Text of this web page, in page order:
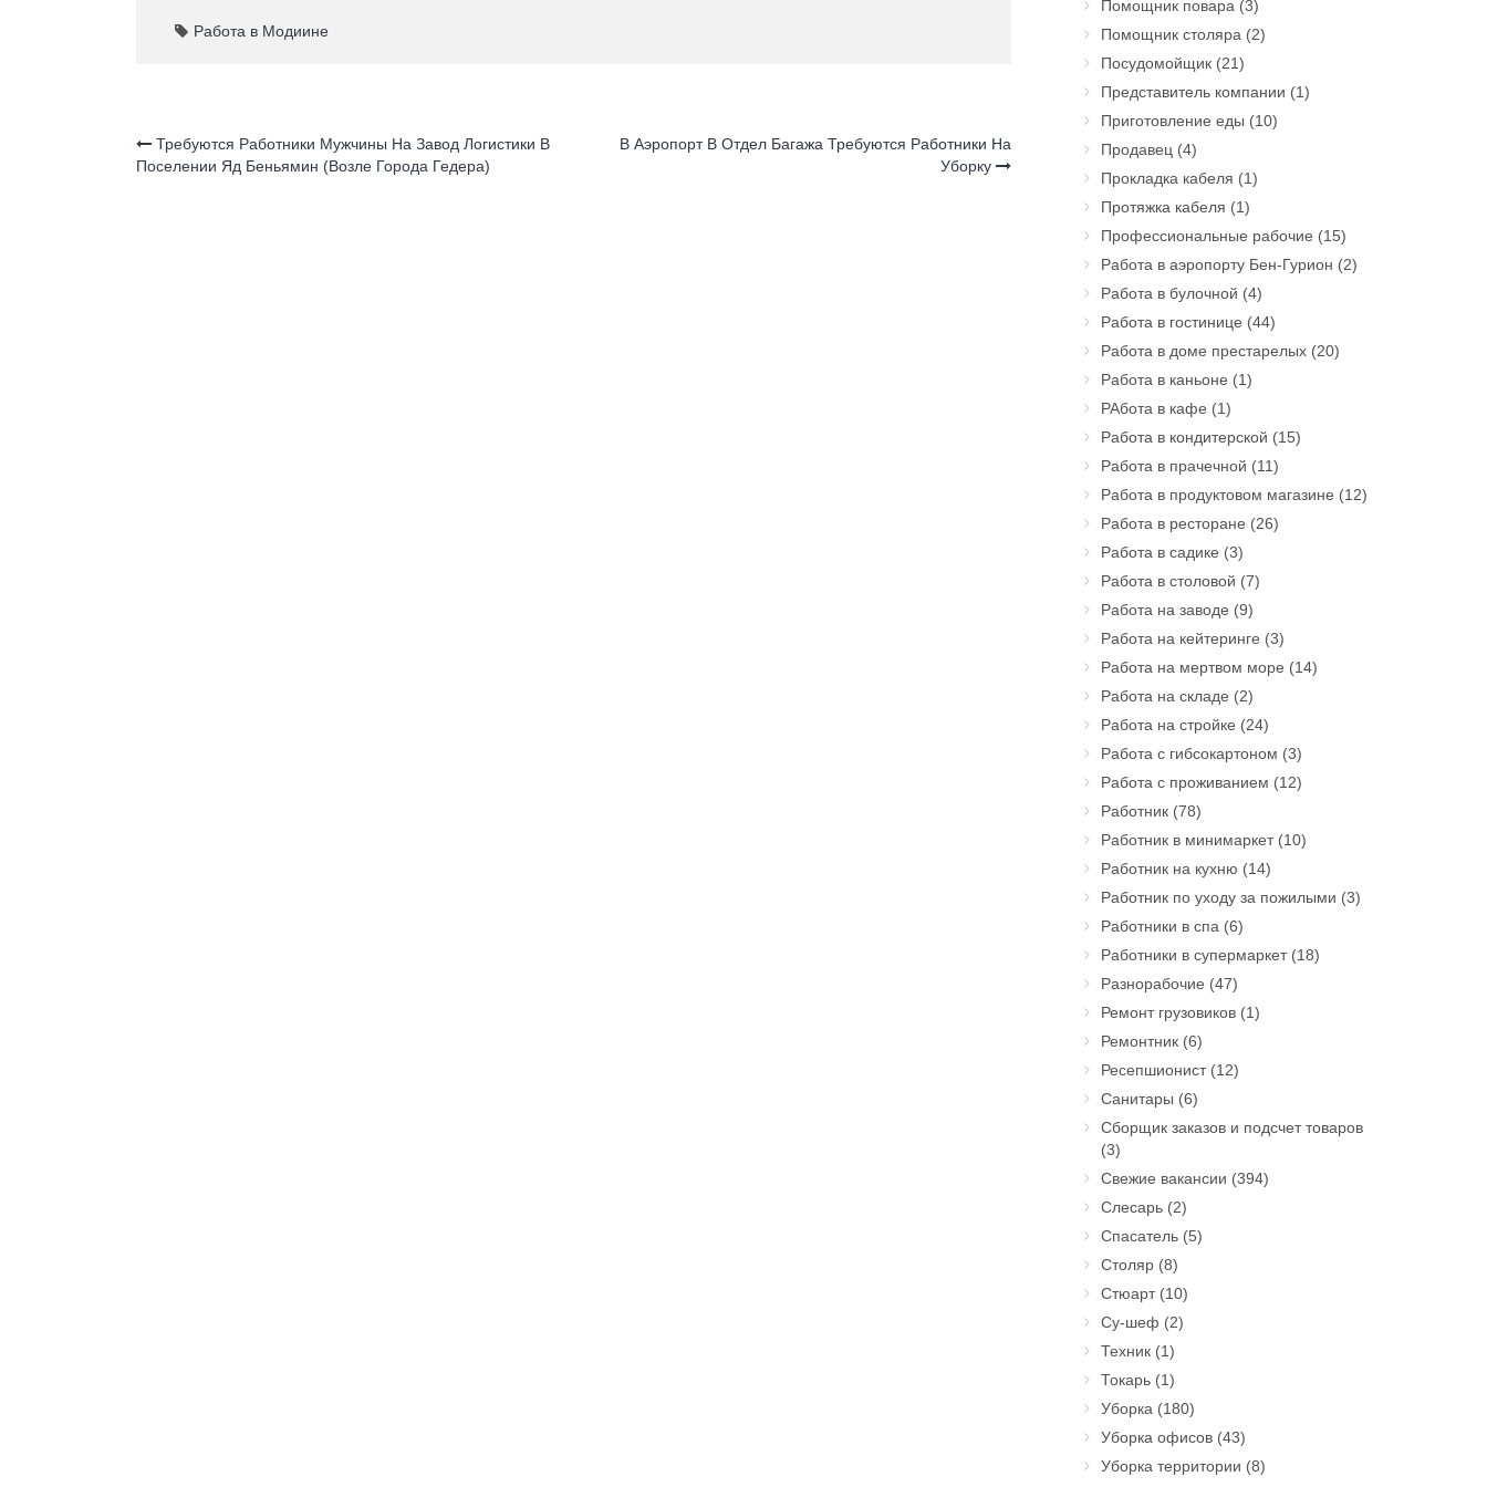
e
o
k
s
p
ss
ni
Работа в Модиине
Требуются Работники Мужчины На Завод Логистики В
Поселении Яд Беньямин (возле Города Гедера)
В Аэропорт В Отдел Багажа Требуются Работники На
Уборку
Помощник повара (3)
Помощник столяра (2)
Посудомойщик(21)
Представитель компании (1)
Приготовление еды (10)
Продавец (4)
Прокладка кабеля (1)
Протяжка кабеля (1)
Профессиональные рабочие (15)
Работа в аэропорту Бен-Гурион (2)
Работа в булочной (4)
Работа в гостинице (44)
Работа в доме престарелых(20)
Работа в каньоне (1)
РАбота в кафе (1)
Работа в кондитерской (15)
Работа в прачечной (11)
Работа в продуктовом магазине (12)
Работа в ресторане (26)
Работа в садике (3)
Работа в столовой (7)
Работа на заводе (9)
Работа на кейтеринге (3)
Работа на мертвом море (14)
Работа на складе (2)
Работа на стройке (24)
Работа с гибсокартоном (3)
Работа с проживанием (12)
Работник(78)
Работник в минимаркет(10)
Работник на кухню (14)
Работник по уходу за пожилыми (3)
Работники в спа (6)
Работники в супермаркет(18)
Разнорабочие (47)
Ремонт грузовиков(1)
Ремонтник(6)
Ресепшионист(12)
Санитары (6)
Сборщик заказов и подсчет товаров
(3)
Свежие вакансии (394)
Слесарь(2)
Спасатель(5)
Столяр(8)
Стюарт(10)
Су-шеф (2)
Техник(1)
Токарь(1)
Уборка (180)
Уборка офисов(43)
Уборка территории (8)